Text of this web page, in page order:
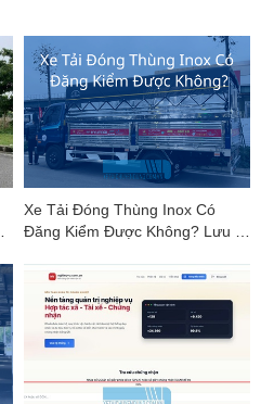
Xe Tải Đóng Thùng Inox Có
Đăng Kiểm Được Không? Lưu Ý